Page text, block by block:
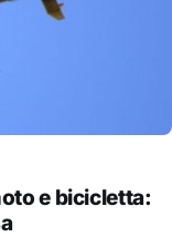
e bicicletta: